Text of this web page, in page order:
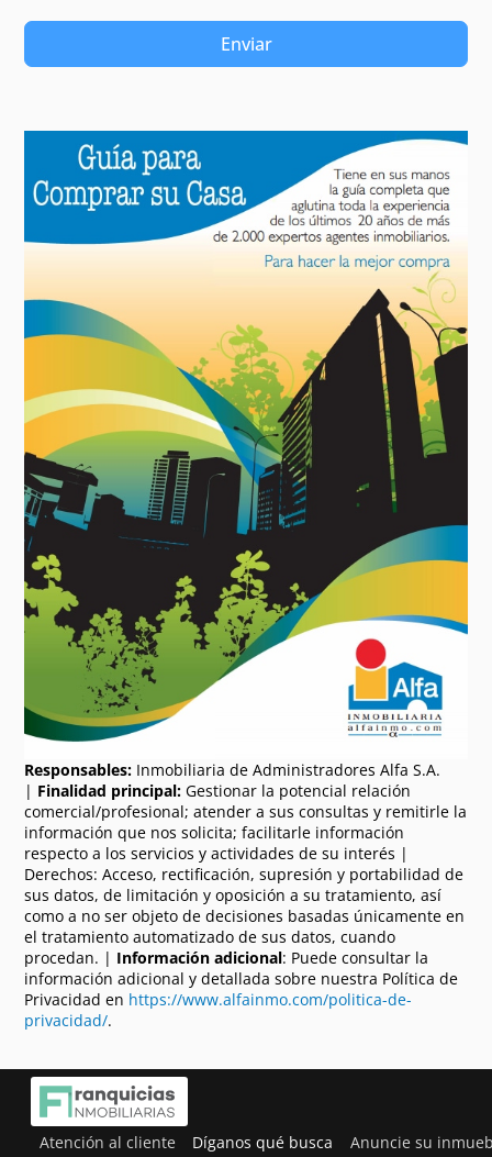
Enviar
Responsables: Inmobiliaria de Administradores Alfa S.A.
| Finalidad principal: Gestionar la potencial relación
comercial/profesional; atender a sus consultas y remitirle la
información que nos solicita; facilitarle información
respecto a los servicios y actividades de su interés |
Derechos: Acceso, rectificación, supresión y portabilidad de
sus datos, de limitación y oposición a su tratamiento, así
como a no ser objeto de decisiones basadas únicamente en
el tratamiento automatizado de sus datos, cuando
procedan. | Información adicional: Puede consultar la
información adicional y detallada sobre nuestra Política de
Privacidad en https://www.alfainmo.com/politica-de-
privacidad/.
Atención al cliente Díganos qué busca Anuncie su